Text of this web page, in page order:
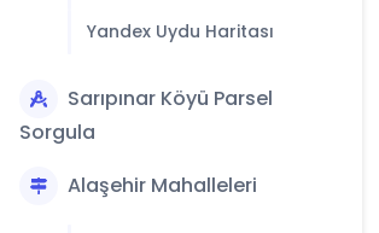
Yandex Uydu Haritası
Sarıpınar Köyü Parsel
Sorgula
Alaşehir Mahalleleri